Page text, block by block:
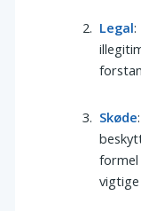
Legal:
Skøde
formel